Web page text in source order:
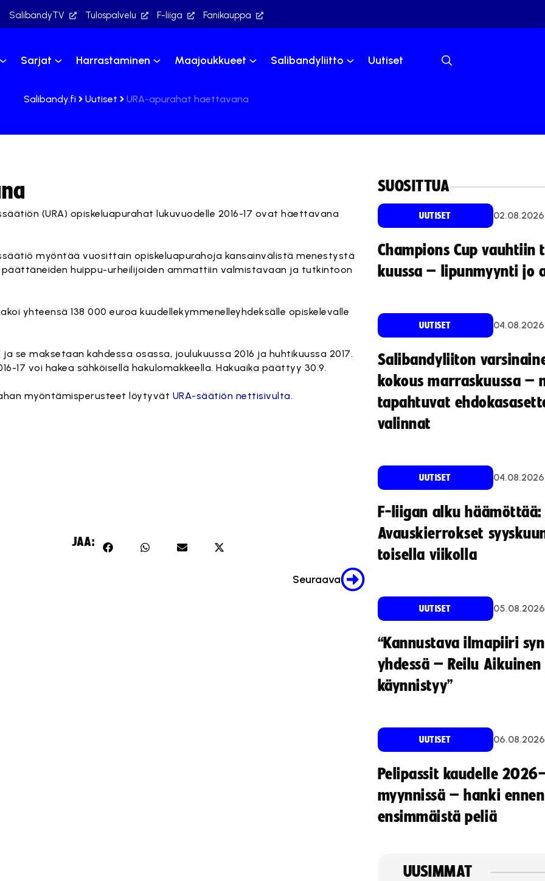
SalibandyTV Tulospalvelu F-liiga Fanikauppa
Sarjat Harrastaminen Maajoukkueet Salibandyliitto Uutiset
Salibandy.fi Uutiset URA-apurahat haettavana
(URA) opiskeluapurahat lukuvuodelle 2016-17 ovat haettavana
myöntää vuosittain opiskeluapurahoja kansainvälistä menestystä
huippu-urheilijoiden ammattiin valmistavaan ja tutkintoon
yhteensä 138 000 euroa kuudellekymmenelleyhdeksälle opiskelevalle
se maksetaan kahdessa osassa, joulukuussa 2016 ja huhtikuussa 2017.
17 voi hakea sähköisellä hakulomakkeella. Hakuaika päättyy 30.9.
myöntämisperusteet löytyvät URA-säätiön nettisivulta.
JAA:
Seuraava
SUOSITTUA
UUTISET 02.08.2026
Champions Cup vauhtiin
kuussa – lipunmyynti jo
UUTISET 04.08.2026
Salibandyliiton
kokous marraskuussa –
tapahtuvat
valinnat
UUTISET 04.08.2026
F-liigan alku häämöttää:
Avauskierrokset
toisella viikolla
UUTISET 05.08.2026
“Kannustava ilmapiiri
yhdessä – Reilu
käynnistyy”
UUTISET 06.08.2026
Pelipassit kaudelle
myynnissä – hanki ennen
ensimmäistä peliä
UUSIMMAT